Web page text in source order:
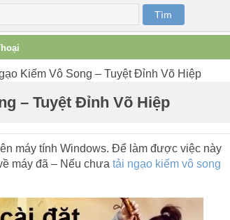
Kiếm Vô Song – Tuyệt Đỉnh Võ Hiệp
– Tuyệt Đỉnh Võ Hiệp
máy tính Windows. Để làm được việc này
máy đã – Nếu chưa tải ngạo kiếm vô song